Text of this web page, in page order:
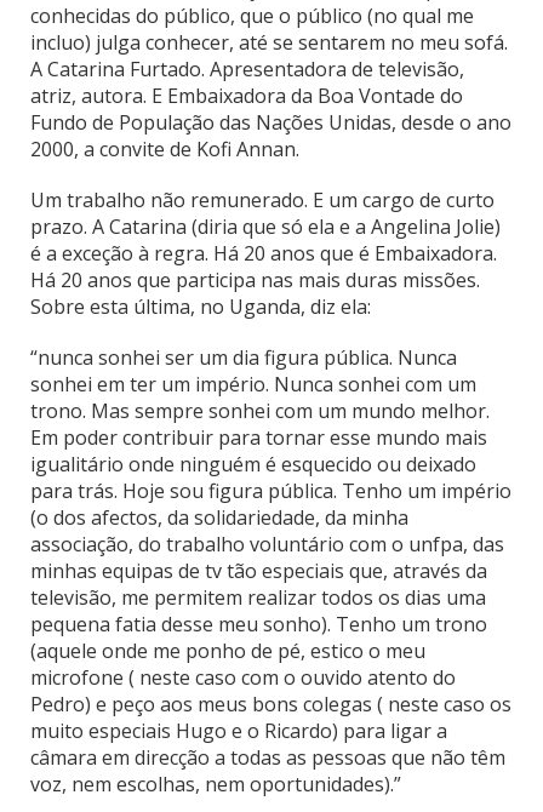
conhecidas do público, que o público (no qual me
incluo) julga conhecer, até se sentarem no meu sofá.
A Catarina Furtado. Apresentadora de televisão,
atriz, autora. E Embaixadora da Boa Vontade do
Fundo de População das Nações Unidas, desde o ano
2000, a convite de Kofi Annan.
Um trabalho não remunerado. E um cargo de curto
prazo. A Catarina (diria que só ela e a Angelina Jolie)
é a exceção à regra. Há 20 anos que é Embaixadora.
Há 20 anos que participa nas mais duras missões.
Sobre esta última, no Uganda, diz ela:
“nunca sonhei ser um dia figura pública. Nunca
sonhei em ter um império. Nunca sonhei com um
trono. Mas sempre sonhei com um mundo melhor.
Em poder contribuir para tornar esse mundo mais
igualitário onde ninguém é esquecido ou deixado
para trás. Hoje sou figura pública. Tenho um império
(o dos afectos, da solidariedade, da minha
associação, do trabalho voluntário com o unfpa, das
minhas equipas de tv tão especiais que, através da
televisão, me permitem realizar todos os dias uma
pequena fatia desse meu sonho). Tenho um trono
(aquele onde me ponho de pé, estico o meu
microfone ( neste caso com o ouvido atento do
Pedro) e peço aos meus bons colegas ( neste caso os
muito especiais Hugo e o Ricardo) para ligar a
câmara em direcção a todas as pessoas que não têm
voz, nem escolhas, nem oportunidades).”